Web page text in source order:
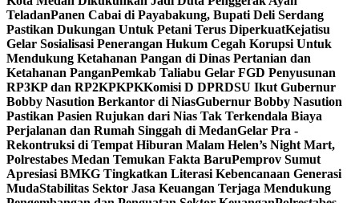
TeladanPanen Cabai di Payabakung, Bupati Deli Serdang
Pastikan Dukungan Untuk Petani Terus DiperkuatKejatisu
Gelar Sosialisasi Penerangan Hukum Cegah Korupsi Untuk
Mendukung Ketahanan Pangan di Dinas Pertanian dan
Ketahanan PanganPemkab Taliabu Gelar FGD Penyusunan
RP3KP dan RP2KPKPKKomisi D DPRDSU Ikut Gubernur
Bobby Nasution Berkantor di NiasGubernur Bobby Nasution
Pastikan Pasien Rujukan dari Nias Tak Terkendala Biaya
Perjalanan dan Rumah Singgah di MedanGelar Pra -
Rekontruksi di Tempat Hiburan Malam Helen’s Night Mart,
Polrestabes Medan Temukan Fakta BaruPemprov Sumut
Apresiasi BMKG Tingkatkan Literasi Kebencanaan Generasi
MudaStabilitas Sektor Jasa Keuangan Terjaga Mendukung